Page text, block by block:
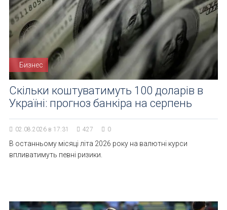
Бизнес
Скільки коштуватимуть 100 доларів в
Україні: прогноз банкіра на серпень
02.08.2026 в 17:31 427 0
В останньому місяці літа 2026 року на валютні курси
впливатимуть певні ризики.